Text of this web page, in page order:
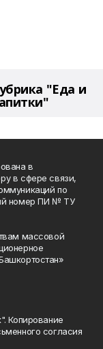
"Еда и
в
в сфере связи,
по
номер ПИ № ТУ
массовой
Копирование
согласия